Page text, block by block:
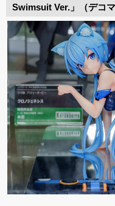
Swimsuit Ver.」（デコマ